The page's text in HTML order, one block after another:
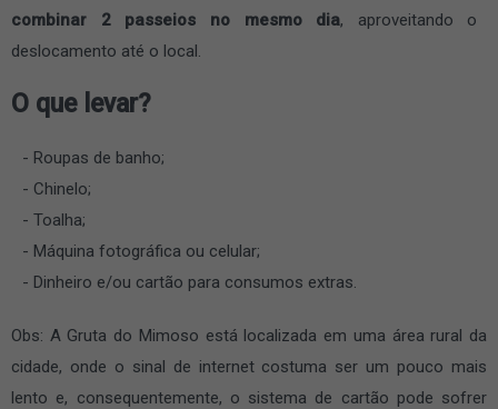
combinar 2 passeios no mesmo dia, aproveitando o
deslocamento até o local.
O que levar?
Roupas de banho;
Chinelo;
Toalha;
Máquina fotográfica ou celular;
Dinheiro e/ou cartão para consumos extras.
Obs: A Gruta do Mimoso está localizada em uma área rural da
cidade, onde o sinal de internet costuma ser um pouco mais
lento e, consequentemente, o sistema de cartão pode sofrer